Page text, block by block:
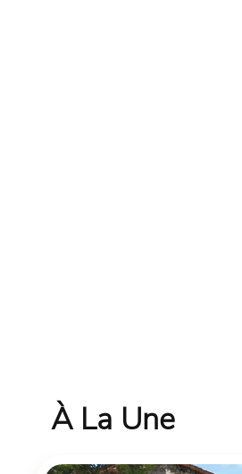
À La Une